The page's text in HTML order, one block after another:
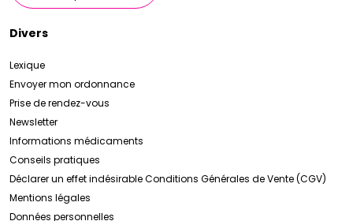
Divers
Lexique
Envoyer mon ordonnance
Prise de rendez-vous
Newsletter
Informations médicaments
Conseils pratiques
Déclarer un effet indésirableConditions Générales de Vente (CGV)
Mentions légales
Données personnelles